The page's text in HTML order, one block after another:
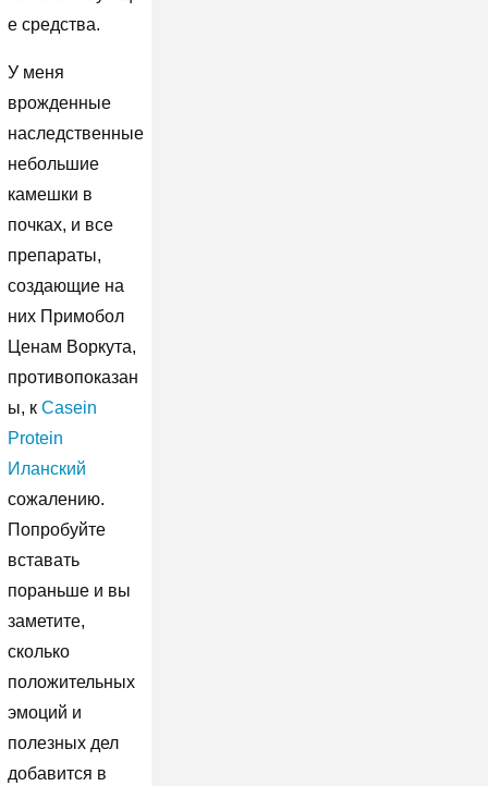
е средства.
У меня
врожденные
наследственные
небольшие
камешки в
почках, и все
препараты,
создающие на
них Примобол
Ценам Воркута,
противопоказан
ы, к Casein
Protein
Иланский
сожалению.
Попробуйте
вставать
пораньше и вы
заметите,
сколько
положительных
эмоций и
полезных дел
добавится в